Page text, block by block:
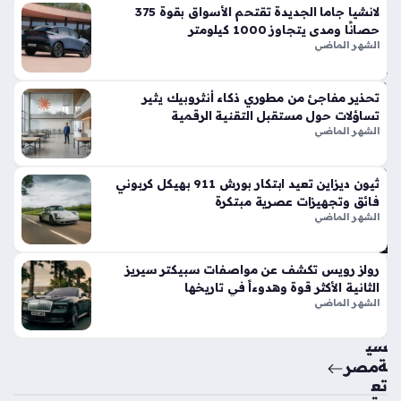
في
الأ
س
وا
ق
الح
الي
منذ
أيام
حق
ائ
ق
سي
ة
تع
لانشيا جاما الجديدة تقتحم الأسواق بقوة 375
حصانًا ومدى يتجاوز 1000 كيلومتر
الشهر الماضي
تحذير مفاجئ من مطوري ذكاء أنثروبيك يثير
تساؤلات حول مستقبل التقنية الرقمية
الشهر الماضي
ثيون ديزاين تعيد ابتكار بورش 911 بهيكل كربوني
فائق وتجهيزات عصرية مبتكرة
الشهر الماضي
رولز رويس تكشف عن مواصفات سبيكتر سيريز
الثانية الأكثر قوة وهدوءاً في تاريخها
الشهر الماضي
مصر